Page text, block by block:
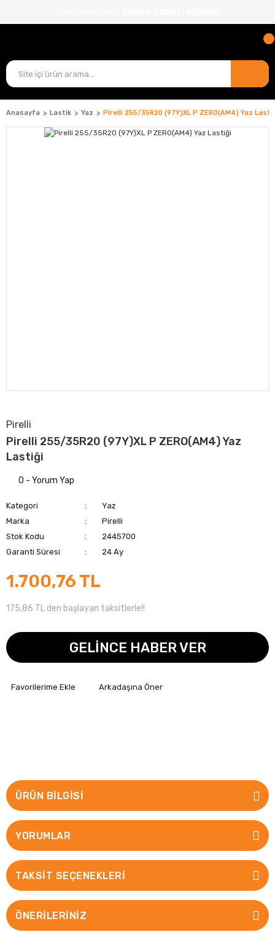
Anasayfa Lastik Yaz Pirelli 255/35R20 (97Y)XL P ZERO(AM4) Yaz
Pirelli
Pirelli 255/35R20 (97Y)XL P ZERO(AM4) Yaz
Lastiği
0 - Yorum Yap
Kategori
Yaz
Marka
Pirelli
Stok Kodu
2445700
Garanti Süresi
24 Ay
1.700,76 TL
175,86 TL den başlayan taksitlerle!!
GELİNCE HABER VER
Arkadaşına Öner
ÜRÜN BILGISI
YORUMLAR
TAKSIT SEÇENEKLERI
ÖNERILERINIZ